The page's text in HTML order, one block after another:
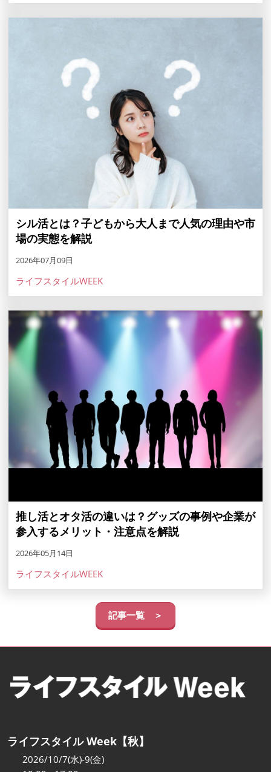
シル活とは？子どもから大人まで人気の理由や市
場の実態を解説
2026年07月09日
ライフスタイルWEEK
推し活とオタ活の違いは？グッズの事例や企業が
参入するメリット・注意点を解説
2026年05月14日
ライフスタイルWEEK
記事一覧 ＞
ライフスタイル Week【秋】
2026/10/7(水)-9(金)